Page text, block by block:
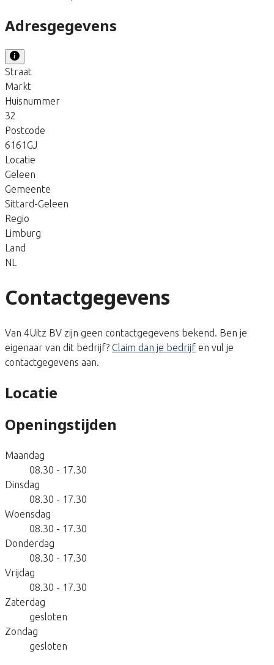
Adresgegevens
Straat
Markt
Huisnummer
32
Postcode
6161GJ
Locatie
Geleen
Gemeente
Sittard-Geleen
Regio
Limburg
Land
NL
Contactgegevens
Van 4Uitz BV zijn geen contactgegevens bekend. Ben je
eigenaar van dit bedrijf? Claim dan je bedrijf en vul je
contactgegevens aan.
Locatie
Openingstijden
Maandag
08.30 - 17.30
Dinsdag
08.30 - 17.30
Woensdag
08.30 - 17.30
Donderdag
08.30 - 17.30
Vrijdag
08.30 - 17.30
Zaterdag
gesloten
Zondag
gesloten